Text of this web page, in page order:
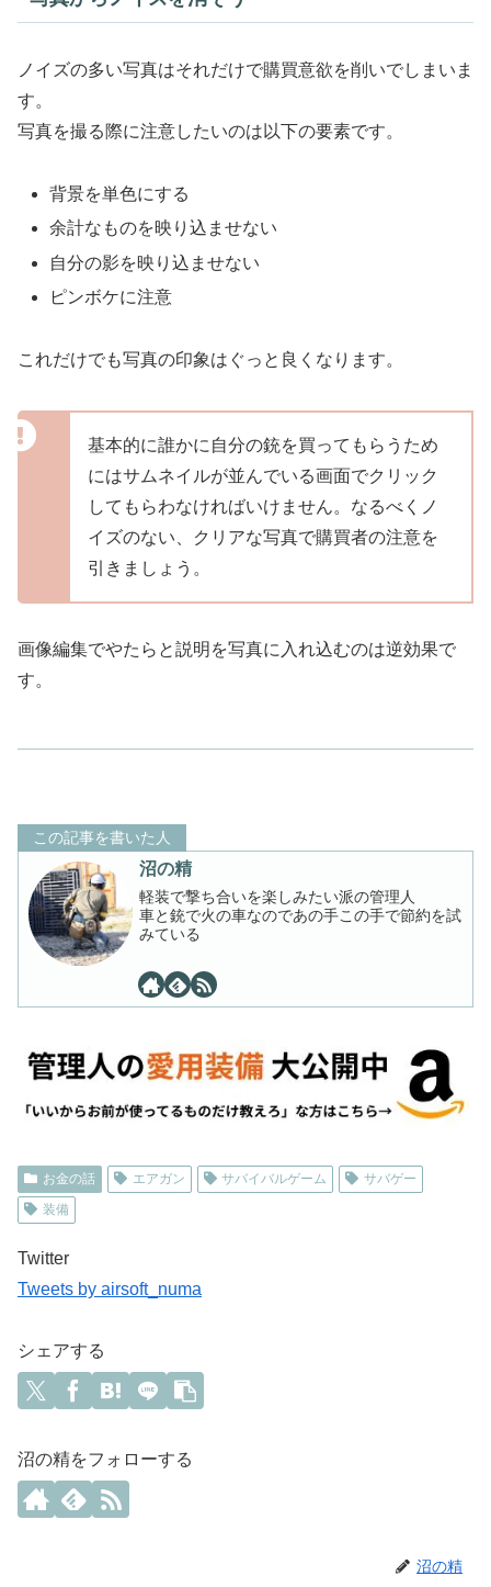
ノイズの多い写真はそれだけで購買意欲を削いでしまいま
す。
写真を撮る際に注意したいのは以下の要素です。
背景を単色にする
余計なものを映り込ませない
自分の影を映り込ませない
ピンボケに注意
これだけでも写真の印象はぐっと良くなります。
基本的に誰かに自分の銃を買ってもらうため
にはサムネイルが並んでいる画面でクリック
してもらわなければいけません。なるべくノ
イズのない、クリアな写真で購買者の注意を
引きましょう。
画像編集でやたらと説明を写真に入れ込むのは逆効果で
す。
この記事を書いた人
沼の精
軽装で撃ち合いを楽しみたい派の管理人
車と銃で火の車なのであの手この手で節約を試
みている
お金の話 エアガン サバイバルゲーム
サバゲー
装備
Twitter
Tweets by airsoft_numa
シェアする
沼の精をフォローする
沼の精